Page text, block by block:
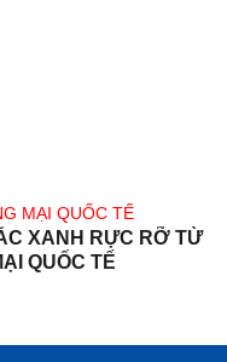
MẠI QUỐC TẾ
XANH RỰC RỠ TỪ
QUỐC TẾ